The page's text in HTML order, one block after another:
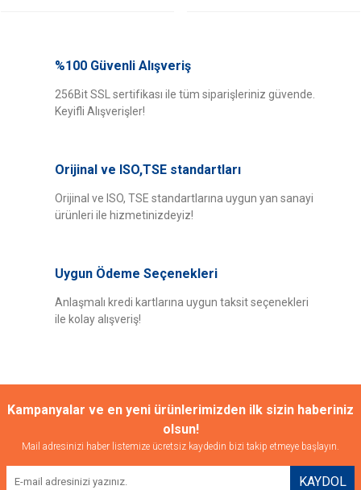
%100 Güvenli Alışveriş
256Bit SSL sertifikası ile tüm siparişleriniz güvende.
Keyifli Alışverişler!
Orijinal ve ISO,TSE standartları
Orijinal ve ISO, TSE standartlarına uygun yan sanayi
ürünleri ile hizmetinizdeyiz!
Uygun Ödeme Seçenekleri
Anlaşmalı kredi kartlarına uygun taksit seçenekleri
ile kolay alışveriş!
Kampanyalar ve en yeni ürünlerimizden ilk sizin haberiniz
olsun!
Mail adresinizi haber listemize ücretsiz kaydedin bizi takip etmeye başlayın.
KAYDOL